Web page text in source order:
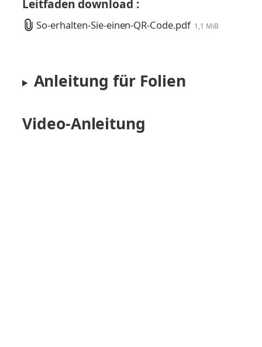
Leitfaden download :
So-erhalten-Sie-einen-QR-Code.pdf 1,1 MiB
Anleitung für Folien
Video-Anleitung